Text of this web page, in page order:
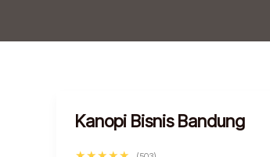
Kanopi Bisnis Bandung